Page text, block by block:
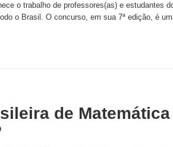
o trabalho de professores(as) e estudantes
o Brasil. O concurso, em sua 7ª edição, é
de